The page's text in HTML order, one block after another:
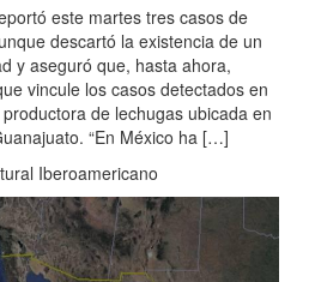
este martes tres casos de
descartó la existencia de un
y aseguró que, hasta ahora,
vincule los casos detectados en
de lechugas ubicada en
“En México ha […]
Iberoamericano